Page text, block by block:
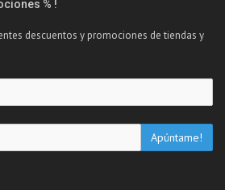
% !
descuentos y promociones de tiendas y